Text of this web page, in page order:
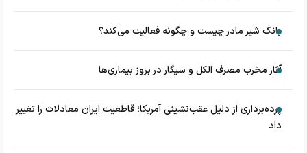
بانک شیر مادر چیست و چگونه فعالیت می‌کند؟
آثار مخرب مصرف الکل و سیگار در بروز بیماری‌ها
پرده‌برداری از دلیل عقب‌نشینی آمریکا؛ قاطعیت ایران معادلات را تغییر
داد